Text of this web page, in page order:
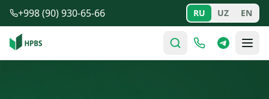
Перейти к содержимому
+998 (90) 930-65-66 RU UZ EN